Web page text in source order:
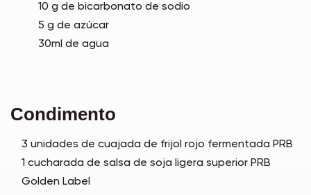
10 g de bicarbonato de sodio
5 g de azúcar
30ml de agua
Condimento
3 unidades de cuajada de frijol rojo fermentada PRB
1 cucharada de salsa de soja ligera superior PRB
Golden Label